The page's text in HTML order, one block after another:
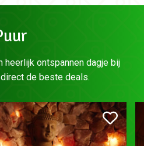
heerlijk ontspannen dagje bij
de beste deals.